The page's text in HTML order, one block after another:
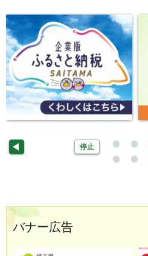
停止
バナー広告